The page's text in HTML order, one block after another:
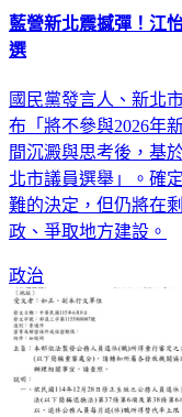
藍營新北震撼彈！江
選
國民黨發言人、新北
布「將不參與2026年
間沉澱與思考後，基
北市議員選舉」。確
難的決定，但仍將在
政、爭取地方建設。
政治